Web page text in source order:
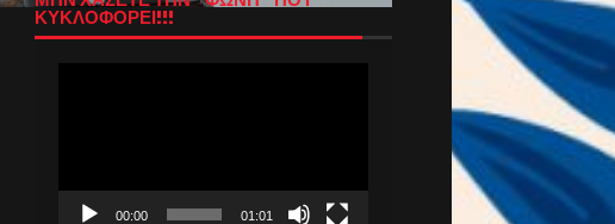
ΚΥΚΛΟΦΟΡΕΙ!!!
00:00 01:01